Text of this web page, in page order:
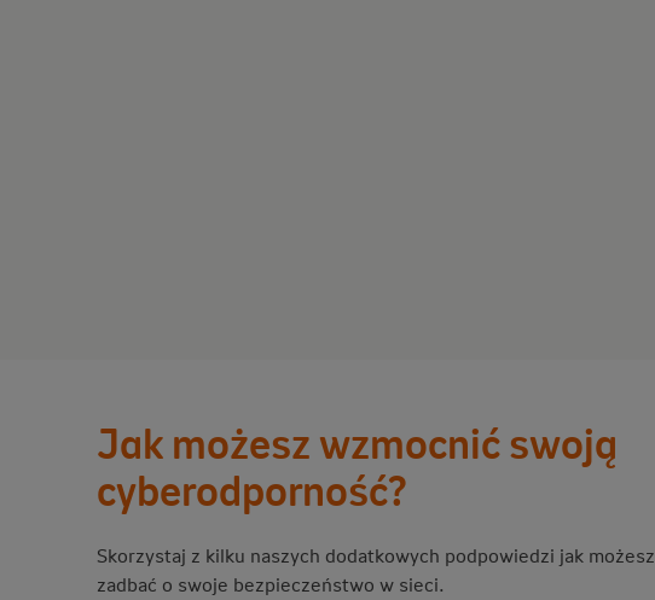
Jak możesz wzmocnić swoją
cyberodporność?
Skorzystaj z kilku naszych dodatkowych podpowiedzi jak możesz
zadbać o swoje bezpieczeństwo w sieci.